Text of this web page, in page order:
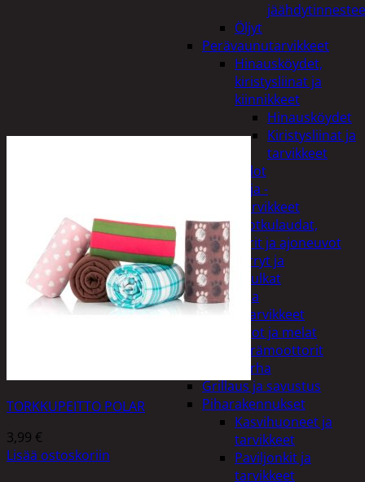
Öljyt
Perävaunutarvikkeet
Hinausköydet,
kiristysliinat ja
kiinnikkeet
Hinausköydet
Kiristysliinat ja
tarvikkeet
Valot
Rengas ja -
vannetarvikkeet
Sähköpotkulaudat,
skootterit ja ajoneuvot
Tukkikärryt ja
juontopulkat
Veneet ja
veneilytarvikkeet
Airot ja melat
Perämoottorit
Piha ja puutarha
Grillaus ja savustus
Piharakennukset
Kasvihuoneet ja
tarvikkeet
Paviljonkit ja
tarvikkeet
TORKKUPEITTO POLAR
3,99 €
Lisää ostoskoriin